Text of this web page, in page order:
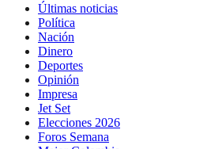
Últimas noticias
Política
Nación
Dinero
Deportes
Opinión
Impresa
Jet Set
Elecciones 2026
Foros Semana